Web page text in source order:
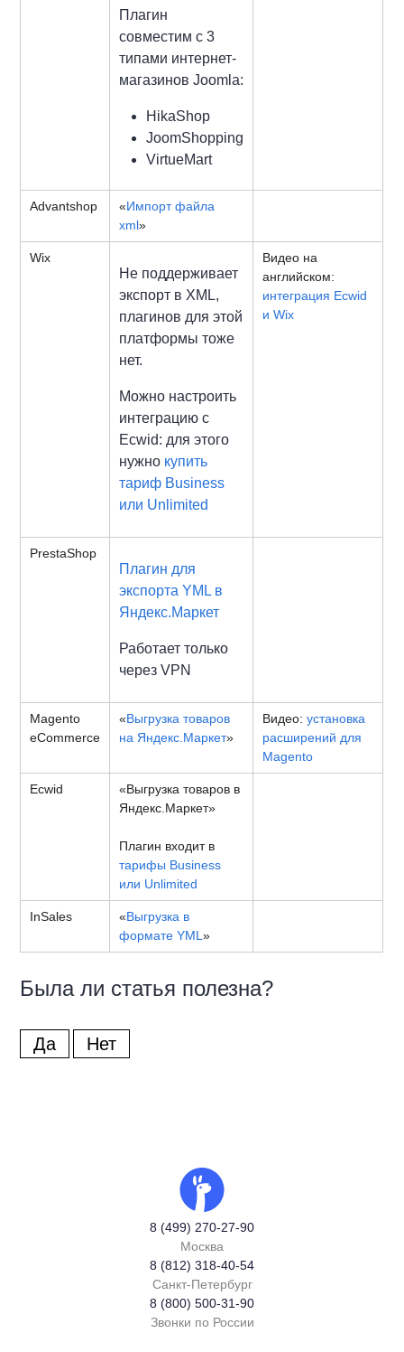
Плагин
совместим с 3
типами интернет-
магазинов Joomla:
HikaShop
JoomShopping
VirtueMart
Advantshop «Импорт файла
xml»
Wix
Не поддерживает
экспорт в XML,
плагинов для этой
платформы тоже
нет.
Можно настроить
интеграцию с
Ecwid: для этого
нужно купить
тариф Business
или Unlimited
Видео на
английском:
интеграция Ecwid
и Wix
PrestaShop
Плагин для
экспорта YML в
Яндекс.Маркет
Работает только
через VPN
Magento
eCommerce
«Выгрузка товаров
на Яндекс.Маркет»
Видео:установка
расширений для
Magento
Ecwid
«Выгрузка товаров в
Яндекс.Маркет»
Плагин входит в
тарифы Business
или Unlimited
InSales «Выгрузка в
формате YML»
Была ли статья полезна?
Да Нет
8 (499) 270-27-90
Москва
8 (812) 318-40-54
Санкт-Петербург
8 (800) 500-31-90
Звонки по России